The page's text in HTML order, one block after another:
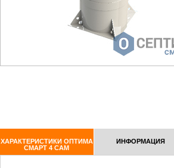
ХАРАКТЕРИСТИКИ ОПТИМА
СМАРТ 4 САМ
ИНФОРМАЦИЯ